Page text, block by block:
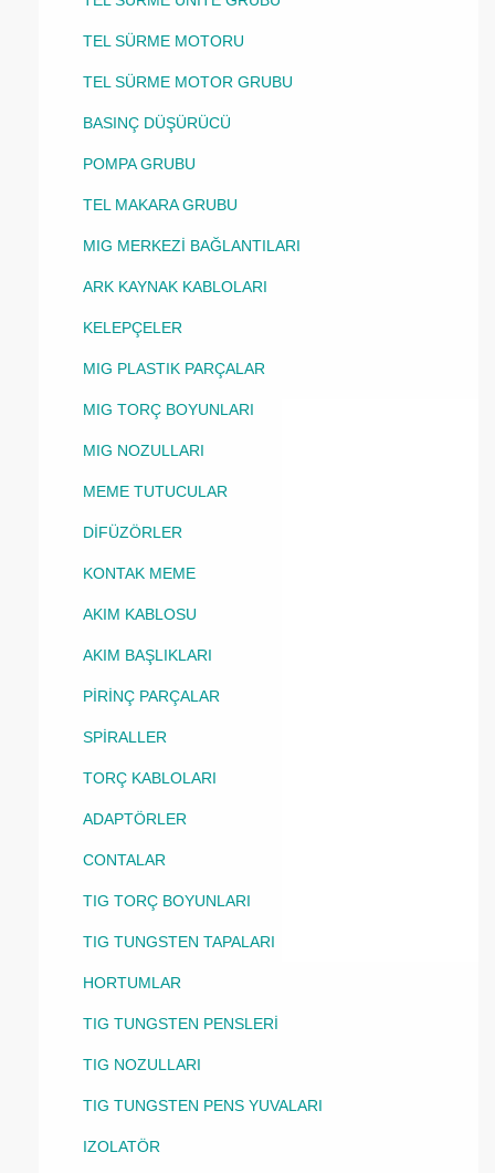
TEL SÜRME MOTORU
TEL SÜRME MOTOR GRUBU
BASINÇ DÜŞÜRÜCÜ
POMPA GRUBU
TEL MAKARA GRUBU
MIG MERKEZİ BAĞLANTILARI
ARK KAYNAK KABLOLARI
KELEPÇELER
MIG PLASTIK PARÇALAR
MIG TORÇ BOYUNLARI
MIG NOZULLARI
MEME TUTUCULAR
DİFÜZÖRLER
KONTAK MEME
AKIM KABLOSU
AKIM BAŞLIKLARI
PİRİNÇ PARÇALAR
SPİRALLER
TORÇ KABLOLARI
ADAPTÖRLER
CONTALAR
TIG TORÇ BOYUNLARI
TIG TUNGSTEN TAPALARI
HORTUMLAR
TIG TUNGSTEN PENSLERİ
TIG NOZULLARI
TIG TUNGSTEN PENS YUVALARI
IZOLATÖR